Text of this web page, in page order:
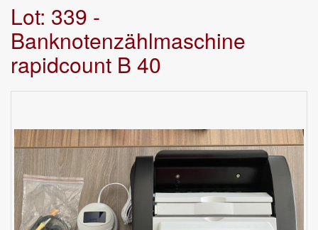
Lot: 339 -
Banknotenzählmaschine
rapidcount B 40